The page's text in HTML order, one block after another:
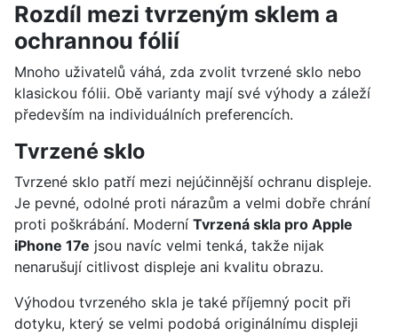
Rozdíl mezi tvrzeným sklem a
ochrannou fólií
Mnoho uživatelů váhá, zda zvolit tvrzené sklo nebo
klasickou fólii. Obě varianty mají své výhody a záleží
především na individuálních preferencích.
Tvrzené sklo
Tvrzené sklo patří mezi nejúčinnější ochranu displeje.
Je pevné, odolné proti nárazům a velmi dobře chrání
proti poškrábání. Moderní Tvrzená skla pro Apple
iPhone 17e jsou navíc velmi tenká, takže nijak
nenarušují citlivost displeje ani kvalitu obrazu.
Výhodou tvrzeného skla je také příjemný pocit při
dotyku, který se velmi podobá originálnímu displeji